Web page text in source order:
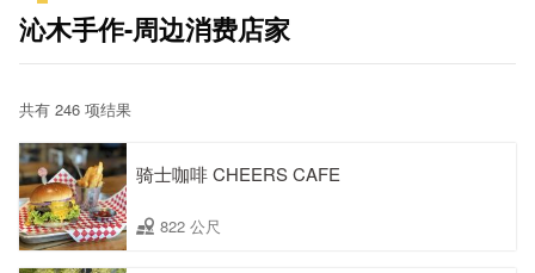
沁木手作-周边消费店家
共有 246 项结果
骑士咖啡 CHEERS CAFE
822 公尺